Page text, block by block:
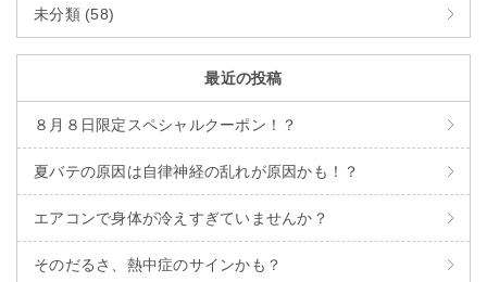
未分類 (58)
最近の投稿
８月８日限定スペシャルクーポン！？
夏バテの原因は自律神経の乱れが原因かも！？
エアコンで身体が冷えすぎていませんか？
そのだるさ、熱中症のサインかも？